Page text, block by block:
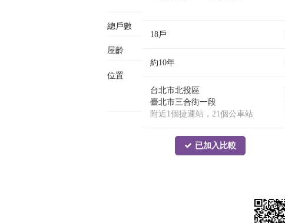
總戶數
屋齡
位置
18戶
約10年
台北市北投區
臺北市三合街一段
附近1個捷運站，21個公車站
已加入比較